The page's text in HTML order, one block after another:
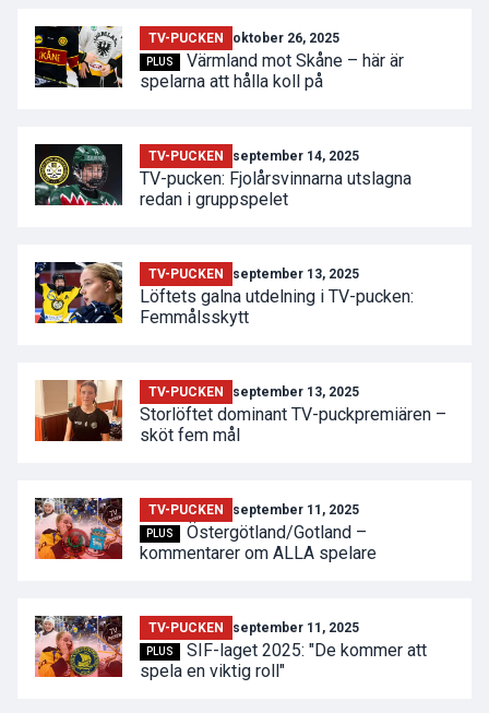
TV-PUCKEN oktober 26, 2025
PLUS
Värmland mot Skåne – här är
spelarna att hålla koll på
TV-PUCKEN september 14, 2025
TV-pucken: Fjolårsvinnarna utslagna
redan i gruppspelet
TV-PUCKEN september 13, 2025
Löftets galna utdelning i TV-pucken:
Femmålsskytt
TV-PUCKEN september 13, 2025
Storlöftet dominant TV-puckpremiären –
sköt fem mål
TV-PUCKEN september 11, 2025
PLUS
Östergötland/Gotland –
kommentarer om ALLA spelare
TV-PUCKEN september 11, 2025
PLUS
SIF-laget 2025: "De kommer att
spela en viktig roll"